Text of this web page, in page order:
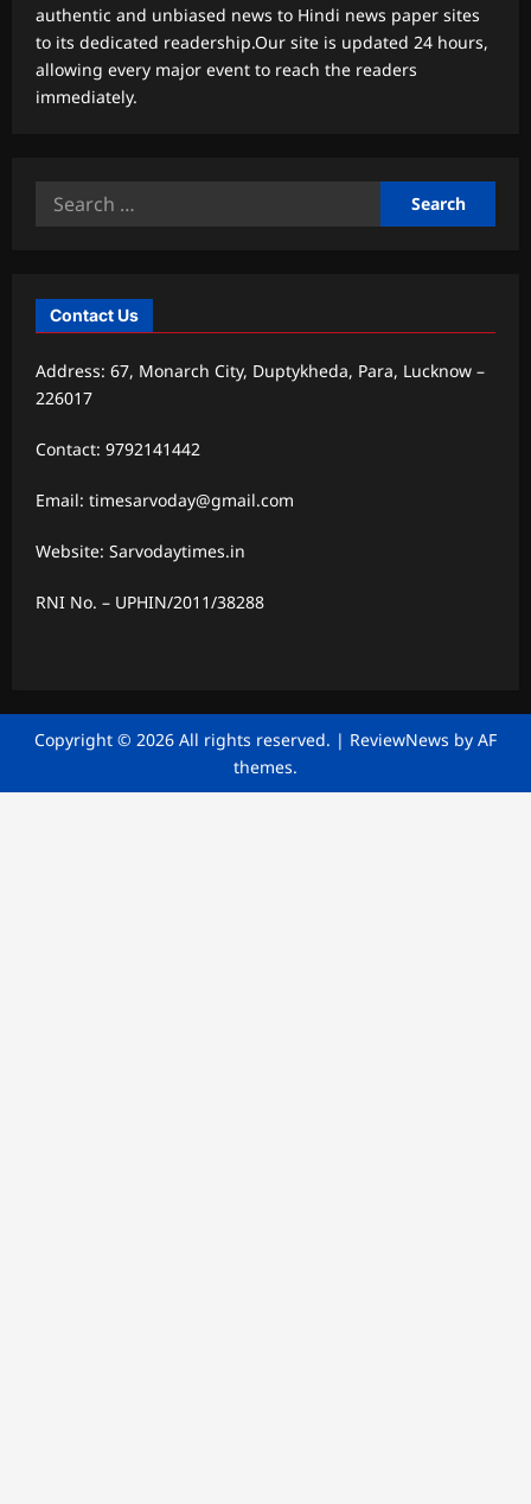
authentic and unbiased news to Hindi news paper sites
to its dedicated readership.Our site is updated 24 hours,
allowing every major event to reach the readers
immediately.
Search
Contact Us
Address: 67, Monarch City, Duptykheda, Para, Lucknow –
226017
Contact: 9792141442
Email: timesarvoday@gmail.com
Website: Sarvodaytimes.in
RNI No. – UPHIN/2011/38288
Copyright © 2026 All rights reserved. | ReviewNews by AF
themes.